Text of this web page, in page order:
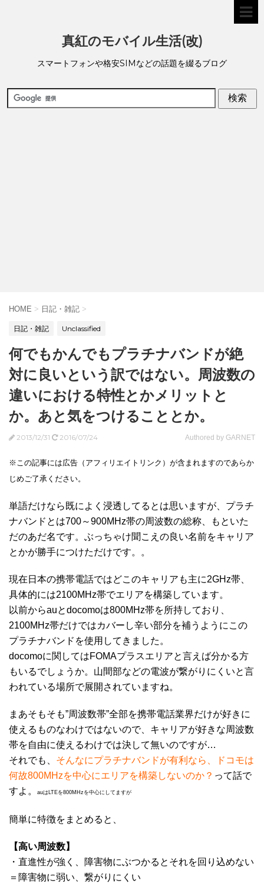
真紅のモバイル生活(改)
スマートフォンや格安SIMなどの話題を綴るブログ
HOME > 日記・雑記 >
日記・雑記 Unclassified
何でもかんでもプラチナバンドが絶
対に良いという訳ではない。周波数の
違いにおける特性とかメリットと
か。あと気をつけることとか。
2013/12/31 2016/07/24 Authored by GARNET
※この記事には広告（アフィリエイトリンク）が含まれますのであらか
じめご了承ください。
単語だけなら既によく浸透してるとは思いますが、プラチ
ナバンドとは700～900MHz帯の周波数の総称、もといた
だのあだ名です。ぶっちゃけ聞こえの良い名前をキャリア
とかが勝手につけただけです。。
現在日本の携帯電話ではどこのキャリアも主に2GHz帯、
具体的には2100MHz帯でエリアを構築しています。
以前からauとdocomoは800MHz帯を所持しており、
2100MHz帯だけではカバーし辛い部分を補うようにこの
プラチナバンドを使用してきました。
docomoに関してはFOMAプラスエリアと言えば分かる方
もいるでしょうか。山間部などの電波が繋がりにくいと言
われている場所で展開されていますね。
まあそもそも”周波数帯”全部を携帯電話業界だけが好きに
使えるものなわけではないので、キャリアが好きな周波数
帯を自由に使えるわけでは決して無いのですが…
それでも、 そんなにプラチナバンドが有利なら、ドコモは
何故800MHzを中心にエリアを構築しないのか？ って話で
すよ。
auはLTEを800MHzを中心にしてますが
簡単に特徴をまとめると、
【高い周波数】
・直進性が強く、障害物にぶつかるとそれを回り込めない
＝障害物に弱い、繋がりにくい